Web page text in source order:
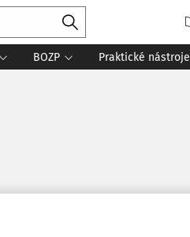
BOZP Praktické nástroje